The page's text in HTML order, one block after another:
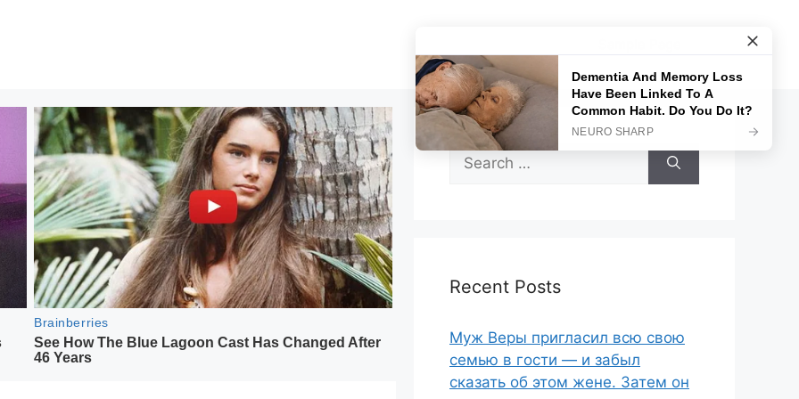
Search
for:
Recent Posts
Муж Веры пригласил всю свою
семью в гости — и забыл
сказать об этом жене. Затем он